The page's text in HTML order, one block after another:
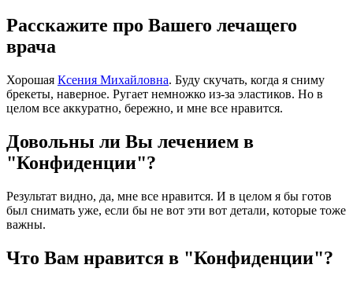
Расскажите про Вашего лечащего
врача
Хорошая Ксения Михайловна. Буду скучать, когда я сниму
брекеты, наверное. Ругает немножко из-за эластиков. Но в
целом все аккуратно, бережно, и мне все нравится.
Довольны ли Вы лечением в
"Конфиденции"?
Результат видно, да, мне все нравится. И в целом я бы готов
был снимать уже, если бы не вот эти вот детали, которые тоже
важны.
Что Вам нравится в "Конфиденции"?